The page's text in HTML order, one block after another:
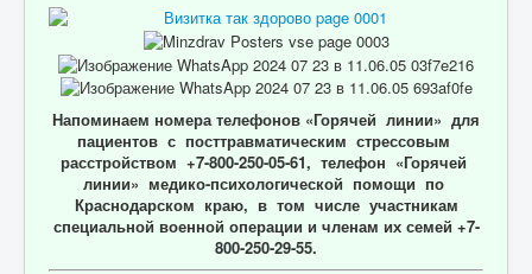
Напоминаем номера телефонов «Горячей линии» для
пациентов с посттравматическим стрессовым
расстройством +7-800-250-05-61, телефон «Горячей
линии» медико-психологической помощи по
Краснодарском краю, в том числе участникам
специальной военной операции и членам их семей +7-
800-250-29-55.